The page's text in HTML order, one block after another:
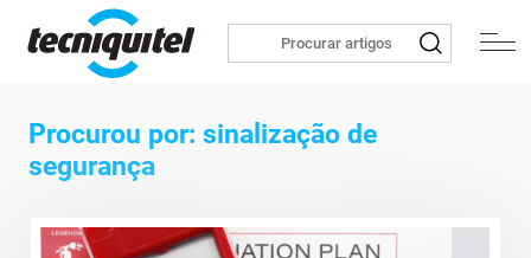
Procurou por: sinalização de
segurança